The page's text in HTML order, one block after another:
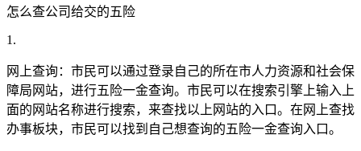
怎么查公司给交的五险
1.
网上查询：市民可以通过登录自己的所在市人力资源和社会保
障局网站，进行五险一金查询。市民可以在搜索引擎上输入上
面的网站名称进行搜索，来查找以上网站的入口。在网上查找
办事板块，市民可以找到自己想查询的五险一金查询入口。